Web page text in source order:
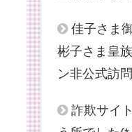
佳子さま
彬子さま皇
ン非公式訪問
詐欺サイ